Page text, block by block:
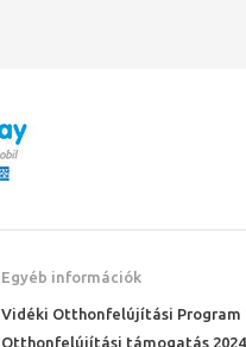
Egyéb információk
Vidéki Otthonfelújítási Program
Otthonfelújítási támogatás 2024